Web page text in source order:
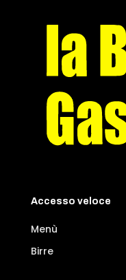
Accesso veloce
Menù
Birre